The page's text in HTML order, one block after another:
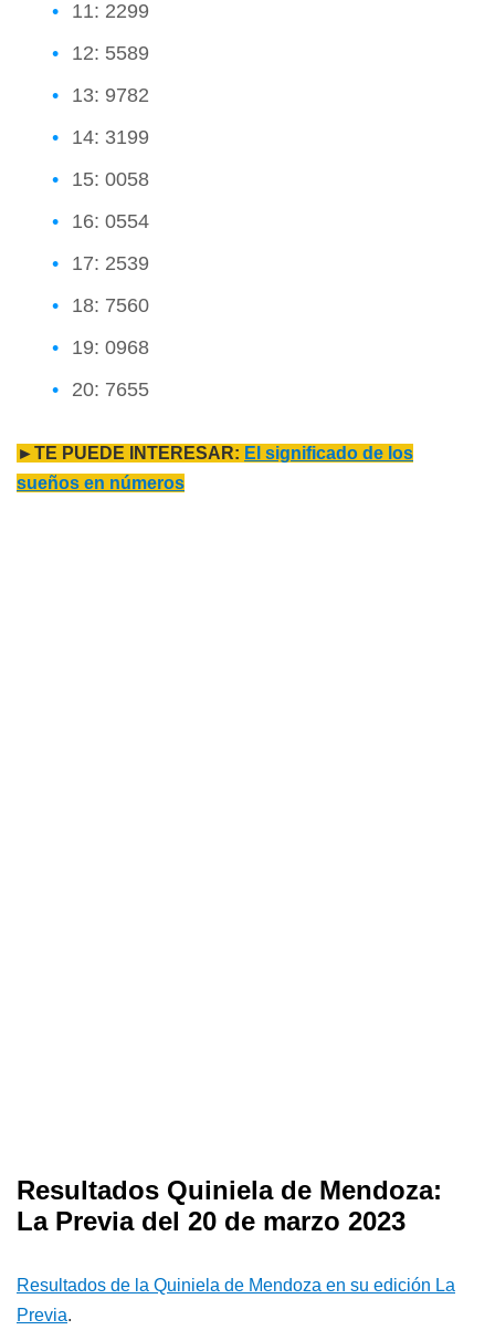
11: 2299
12: 5589
13: 9782
14: 3199
15: 0058
16: 0554
17: 2539
18: 7560
19: 0968
20: 7655
►TE PUEDE INTERESAR: El significado de los
sueños en números
Resultados Quiniela de Mendoza:
La Previa del 20 de marzo 2023
Resultados de la Quiniela de Mendoza en su edición La
Previa.